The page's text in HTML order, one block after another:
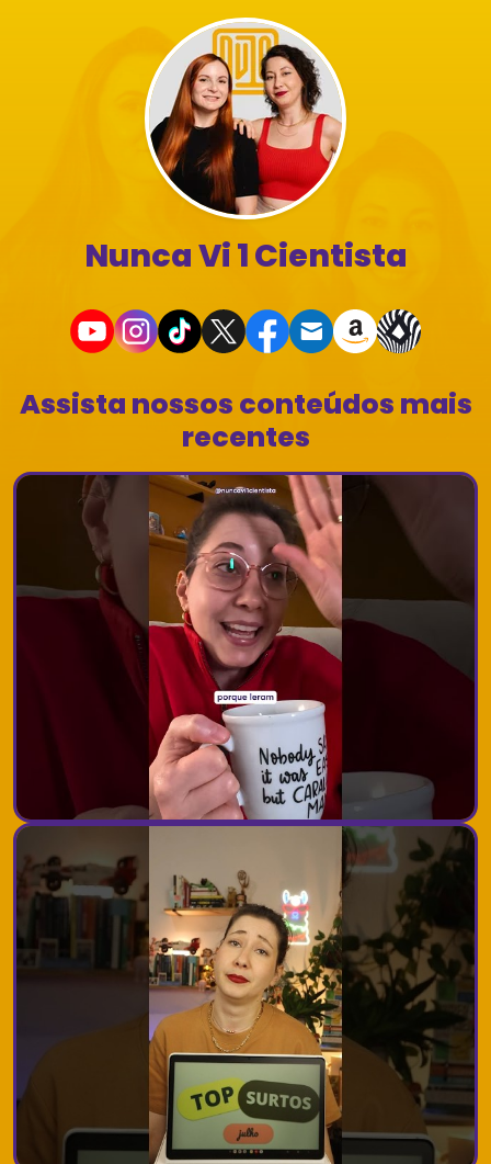
Nunca Vi 1 Cientista
Assista nossos conteúdos mais
recentes